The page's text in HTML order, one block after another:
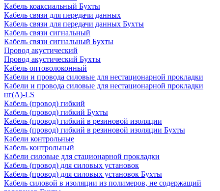
Кабель коаксиальный Бухты
Кабель связи для передачи данных
Кабель связи для передачи данных Бухты
Кабель связи сигнальный
Кабель связи сигнальный Бухты
Провод акустический
Провод акустический Бухты
Кабель оптоволоконный
Кабели и провода силовые для нестационарной прокладки
Кабели и провода силовые для нестационарной прокладки
нг(А)-LS
Кабель (провод) гибкий
Кабель (провод) гибкий Бухты
Кабель (провод) гибкий в резиновой изоляции
Кабель (провод) гибкий в резиновой изоляции Бухты
Кабели контрольные
Кабель контрольный
Кабели силовые для стационарной прокладки
Кабель (провод) для силовых установок
Кабель (провод) для силовых установок Бухты
Кабель силовой в изоляции из полимеров, не содержащий